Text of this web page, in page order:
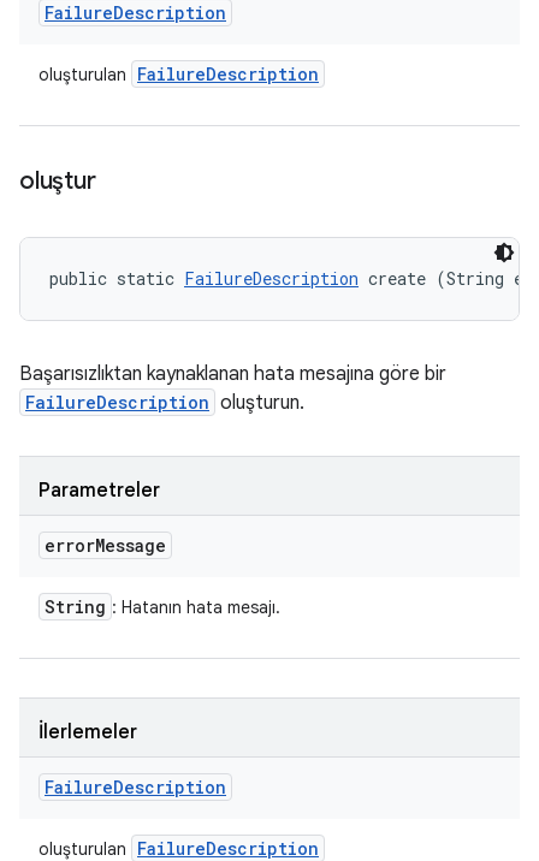
FailureDescription
oluşturulan FailureDescription
oluştur
public static FailureDescription create (String
Başarısızlıktan kaynaklanan hata mesajına göre bir
FailureDescription oluşturun.
Parametreler
errorMessage
String : Hatanın hata mesajı.
İlerlemeler
FailureDescription
oluşturulan FailureDescription